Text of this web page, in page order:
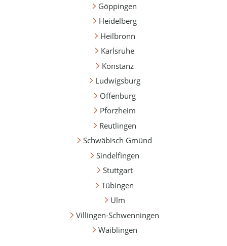
Göppingen
Heidelberg
Heilbronn
Karlsruhe
Konstanz
Ludwigsburg
Offenburg
Pforzheim
Reutlingen
Schwäbisch Gmünd
Sindelfingen
Stuttgart
Tübingen
Ulm
Villingen-Schwenningen
Waiblingen